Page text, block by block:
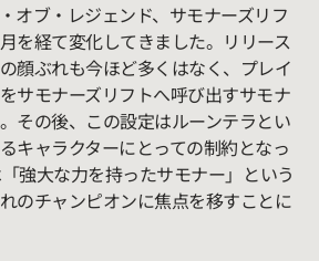
オブ・レジェンド、サモナーズリフ
を経て変化してきました。リリース
顔ぶれも今ほど多くはなく、プレイ
サモナーズリフトへ呼び出すサモナ
その後、この設定はルーンテラとい
キャラクターにとっての制約となっ
強大な力を持ったサモナー」という
のチャンピオンに焦点を移すことに